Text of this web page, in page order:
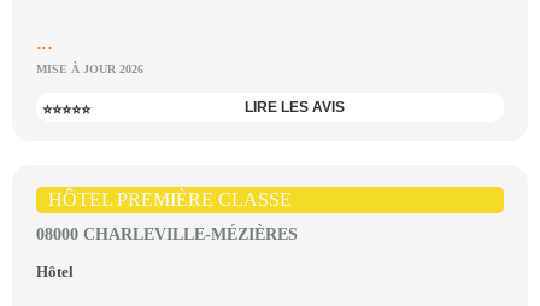
...
MISE À JOUR 2026
⭐⭐⭐⭐⭐ LIRE LES AVIS
HÔTEL PREMIÈRE CLASSE
08000 CHARLEVILLE-MÉZIÈRES
Hôtel